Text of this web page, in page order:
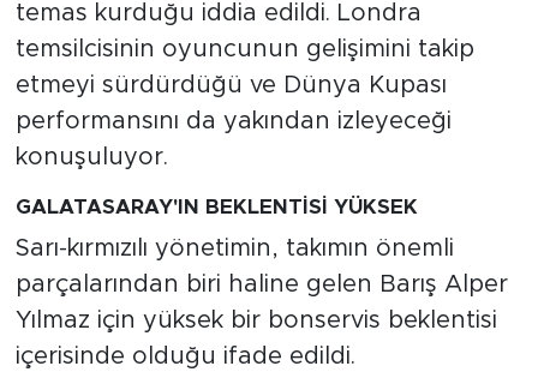
temas kurduğu iddia edildi. Londra
temsilcisinin oyuncunun gelişimini takip
etmeyi sürdürdüğü ve Dünya Kupası
performansını da yakından izleyeceği
konuşuluyor.
GALATASARAY'IN BEKLENTİSİ YÜKSEK
Sarı-kırmızılı yönetimin, takımın önemli
parçalarından biri haline gelen Barış Alper
Yılmaz için yüksek bir bonservis beklentisi
içerisinde olduğu ifade edildi.